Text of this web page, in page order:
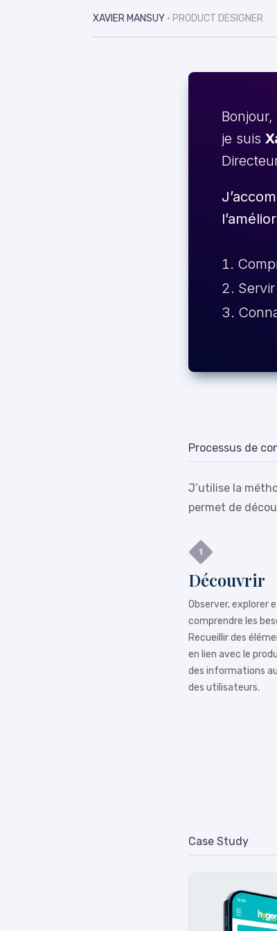
XAVIER MANSUY • PRODUCT DESIGNER
Bonjour,
je suis
Processus de
J’utilise la
permet de
Découvrir
Observer, explorer
comprendre les
Recueillir des
en lien avec le
des informations
des utilisateurs.
Case Study